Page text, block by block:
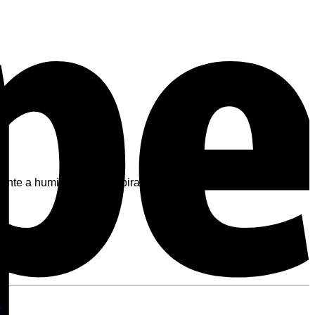
a humidade e transpiração da pele para a parte externa